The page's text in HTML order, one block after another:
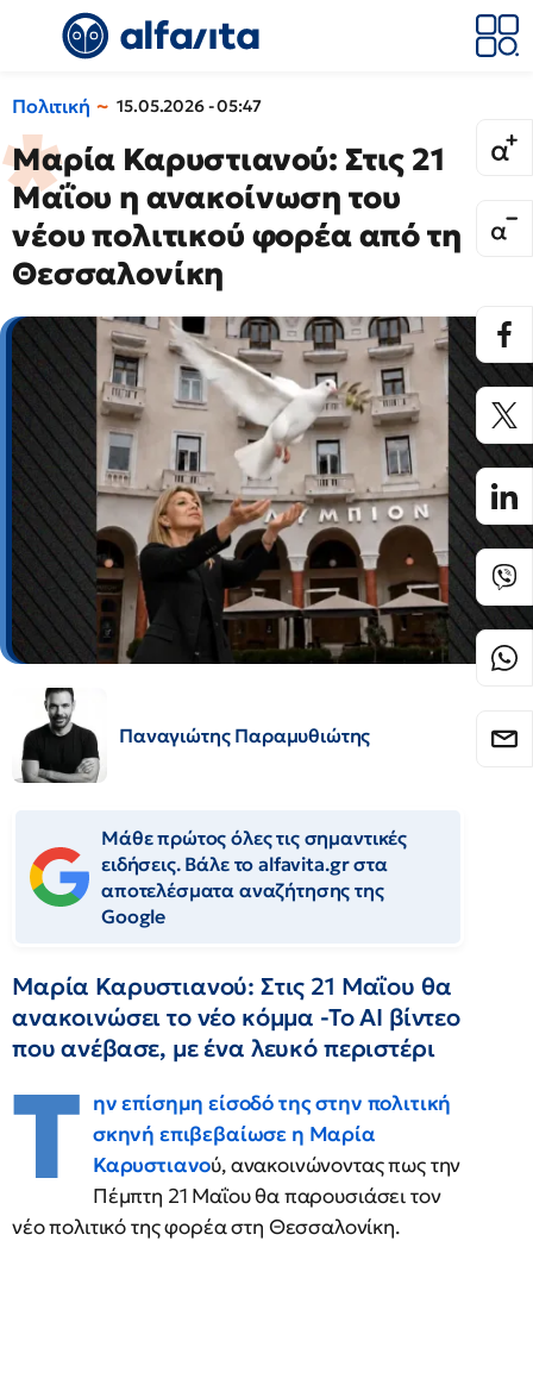
Πολιτική 15.05.2026 - 05:47
Μαρία Καρυστιανού: Στις 21
Μαΐου η ανακοίνωση του
νέου πολιτικού φορέα από τη
Θεσσαλονίκη
Παναγιώτης Παραμυθιώτης
Μάθε πρώτος όλες τις σημαντικές
ειδήσεις. Βάλε το alfavita.gr στα
αποτελέσματα αναζήτησης της
Google
Μαρία Καρυστιανού: Στις 21 Μαΐου θα
ανακοινώσει το νέο κόμμα -Το AI βίντεο
που ανέβασε, με ένα λευκό περιστέρι
Τ ην επίσημη είσοδό της στην πολιτική
σκηνή επιβεβαίωσε η Μαρία
Καρυστιανού, ανακοινώνοντας πως την
Πέμπτη 21 Μαΐου θα παρουσιάσει τον
νέο πολιτικό της φορέα στη Θεσσαλονίκη.